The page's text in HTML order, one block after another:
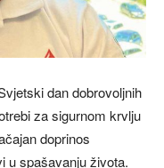
dan dobrovoljnih
za sigurnom krvlju
doprinos
u spašavanju života.